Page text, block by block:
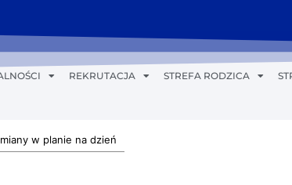
REKRUTACJA STREFA RODZICA
w planie na dzień